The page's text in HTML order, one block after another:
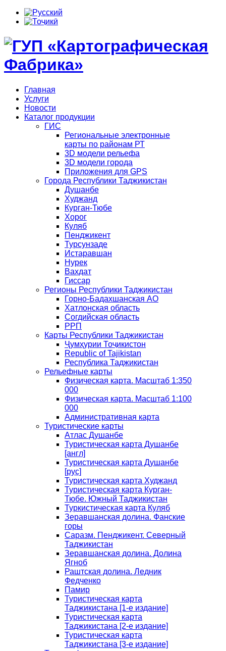
Главная
Услуги
Новости
Каталог продукции
ГИС
Региональные электронные
карты по районам РТ
3D модели рельефа
3D модели города
Приложения для GPS
Города Республики Таджикистан
Душанбе
Худжанд
Курган-Тюбе
Хорог
Куляб
Пенджикент
Турсунзаде
Истаравшан
Нурек
Вахдат
Гиссар
Регионы Республики Таджикистан
Горно-Бадахшанская АО
Хатлонская область
Согдийская область
РРП
Карты Республики Таджикистан
Ҷумҳурии Тоҷикистон
Republic of Tajikistan
Республика Таджикистан
Рельефные карты
Физическая карта. Масштаб 1:350
000
Физическая карта. Масштаб 1:100
000
Административная карта
Туристические карты
Атлас Душанбе
Туристическая карта Душанбе
[англ]
Туристическая карта Душанбе
[рус]
Туристическая карта Худжанд
Туристическая карта Курган-
Тюбе. Южный Таджикистан
Туркистическая карта Куляб
Зеравшанская долина. Фанские
горы
Саразм. Пенджикент. Северный
Таджикистан
Зеравшанская долина. Долина
Ягноб
Раштская долина. Ледник
Федченко
Памир
Туристическая карта
Таджикистана [1-е издание]
Туристическая карта
Таджикистана [2-е издание]
Туристическая карта
Таджикистана [3-е издание]